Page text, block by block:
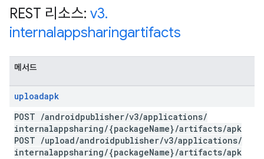
REST 리소스: v3.
internalappsharingartifacts
메서드
uploadapk
POST /androidpublisher/v3/applications/
internalappsharing/{packageName}/artifacts/apk
POST /upload/androidpublisher/v3/applications/
internalappsharing/{packageName}/artifacts/apk